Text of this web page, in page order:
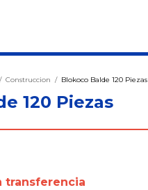
/ Construccion / Blokoco Balde 120 Piezas
120 Piezas
transferencia